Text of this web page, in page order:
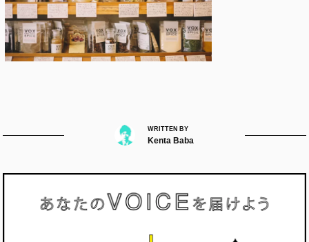
WRITTEN BY
Kenta Baba